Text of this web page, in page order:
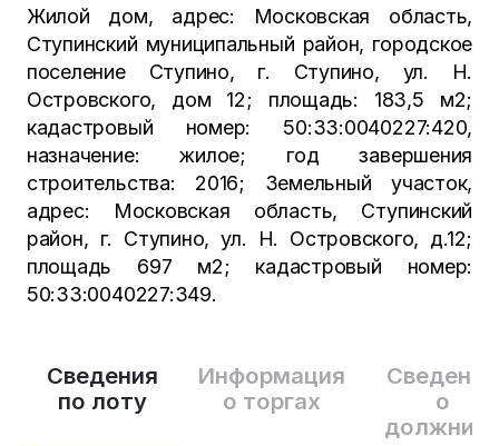
Сведения
по лоту
Информация
о торгах
Сведения
о
Жилой дом, адрес: Московская область,
Ступинский муниципальный район, городское
поселение Ступино, г. Ступино, ул. Н.
Островского, дом 12; площадь: 183,5 м2;
кадастровый номер: 50:33:0040227:420,
назначение: жилое; год завершения
строительства: 2016; Земельный участок,
адрес: Московская область, Ступинский
район, г. Ступино, ул. Н. Островского, д.12;
площадь 697 м2; кадастровый номер:
50:33:0040227:349.